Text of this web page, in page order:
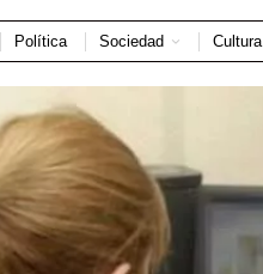
Política Sociedad Cultura